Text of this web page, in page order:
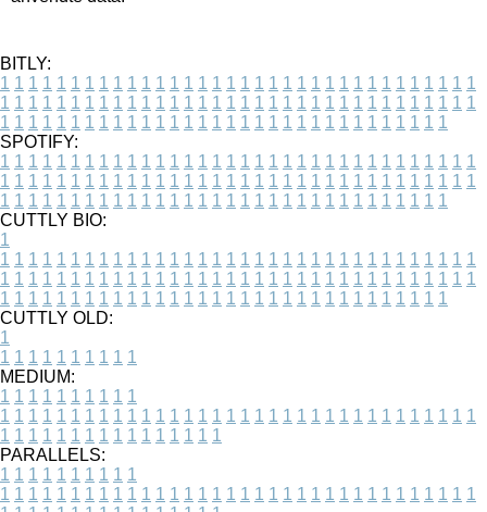
BITLY:
1 1 1 1 1 1 1 1 1 1 1 1 1 1 1 1 1 1 1 1 1 1 1 1 1 1 1 1 1 1 1 1 1 1
1 1 1 1 1 1 1 1 1 1 1 1 1 1 1 1 1 1 1 1 1 1 1 1 1 1 1 1 1 1 1 1 1 1
1 1 1 1 1 1 1 1 1 1 1 1 1 1 1 1 1 1 1 1 1 1 1 1 1 1 1 1 1 1 1 1
SPOTIFY:
1 1 1 1 1 1 1 1 1 1 1 1 1 1 1 1 1 1 1 1 1 1 1 1 1 1 1 1 1 1 1 1 1 1
1 1 1 1 1 1 1 1 1 1 1 1 1 1 1 1 1 1 1 1 1 1 1 1 1 1 1 1 1 1 1 1 1 1
1 1 1 1 1 1 1 1 1 1 1 1 1 1 1 1 1 1 1 1 1 1 1 1 1 1 1 1 1 1 1 1
CUTTLY BIO:
1
1 1 1 1 1 1 1 1 1 1 1 1 1 1 1 1 1 1 1 1 1 1 1 1 1 1 1 1 1 1 1 1 1 1
1 1 1 1 1 1 1 1 1 1 1 1 1 1 1 1 1 1 1 1 1 1 1 1 1 1 1 1 1 1 1 1 1 1
1 1 1 1 1 1 1 1 1 1 1 1 1 1 1 1 1 1 1 1 1 1 1 1 1 1 1 1 1 1 1 1
CUTTLY OLD:
1
1 1 1 1 1 1 1 1 1 1
MEDIUM:
1 1 1 1 1 1 1 1 1 1
1 1 1 1 1 1 1 1 1 1 1 1 1 1 1 1 1 1 1 1 1 1 1 1 1 1 1 1 1 1 1 1 1 1
1 1 1 1 1 1 1 1 1 1 1 1 1 1 1 1
PARALLELS:
1 1 1 1 1 1 1 1 1 1
1 1 1 1 1 1 1 1 1 1 1 1 1 1 1 1 1 1 1 1 1 1 1 1 1 1 1 1 1 1 1 1 1 1